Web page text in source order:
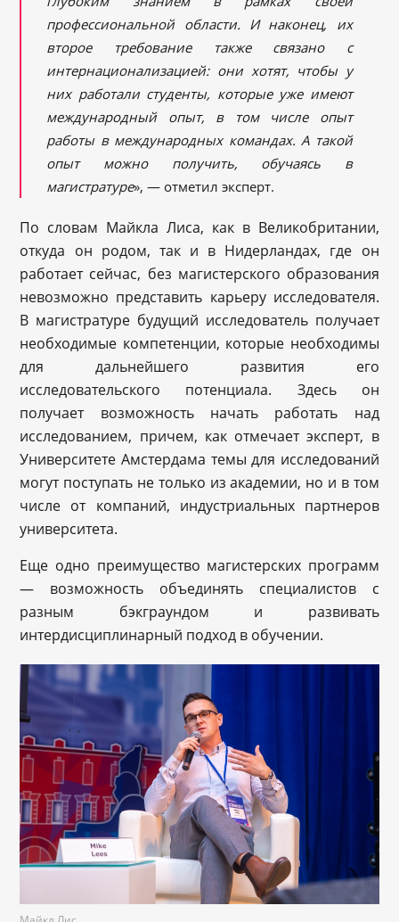
профессиональной области. И наконец, их
второе требование также связано с
интернационализацией: они хотят, чтобы у
них работали студенты, которые уже имеют
международный опыт, в том числе опыт
работы в международных командах. А такой
опыт можно получить, обучаясь в
магистратуре», — отметил эксперт.
По словам Майкла Лиса, как в Великобритании,
откуда он родом, так и в Нидерландах, где он
работает сейчас, без магистерского образования
невозможно представить карьеру исследователя.
В магистратуре будущий исследователь получает
необходимые компетенции, которые необходимы
для дальнейшего развития его
исследовательского потенциала. Здесь он
получает возможность начать работать над
исследованием, причем, как отмечает эксперт, в
Университете Амстердама темы для исследований
могут поступать не только из академии, но и в том
числе от компаний, индустриальных партнеров
университета.
Еще одно преимущество магистерских программ
— возможность объединять специалистов с
разным бэкграундом и развивать
интердисциплинарный подход в обучении.